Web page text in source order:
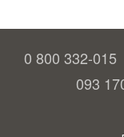
0 800 332-015
093